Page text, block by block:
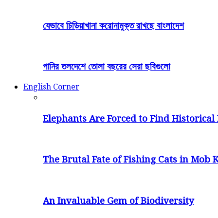
যেভাবে চিড়িয়াখানা করোনামুক্ত রাখছে বাংলাদেশ
পানির তলদেশে তোলা বছরের সেরা ছবিগুলো
English Corner
Elephants Are Forced to Find Historical
The Brutal Fate of Fishing Cats in Mob
An Invaluable Gem of Biodiversity